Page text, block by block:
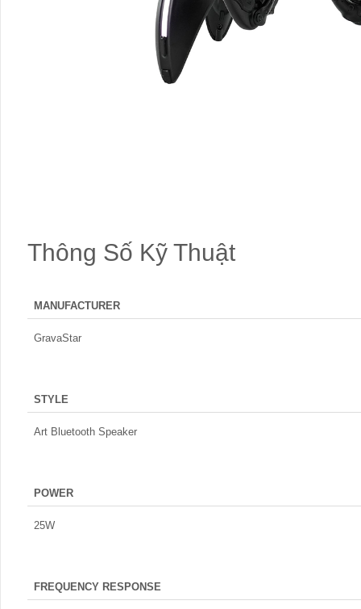
Thông Số Kỹ Thuật
MANUFACTURER
GravaStar
STYLE
Art Bluetooth Speaker
POWER
25W
FREQUENCY RESPONSE